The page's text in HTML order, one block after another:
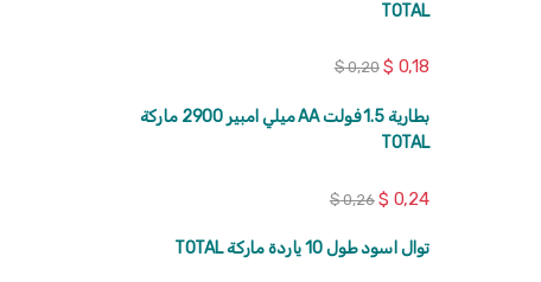
TOTAL
$ 0,18
$0,20
بطارية 1.5 فولت AA ميلي امبير 2900 ماركة
TOTAL
$ 0,24
$0,26
توال اسود طول 10 ياردة ماركة TOTAL